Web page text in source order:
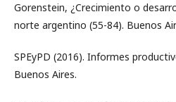
Gorenstein, ¿Crecimiento o
norte argentino (55-84). Buenos
SPEyPD (2016). Informes
Buenos Aires.